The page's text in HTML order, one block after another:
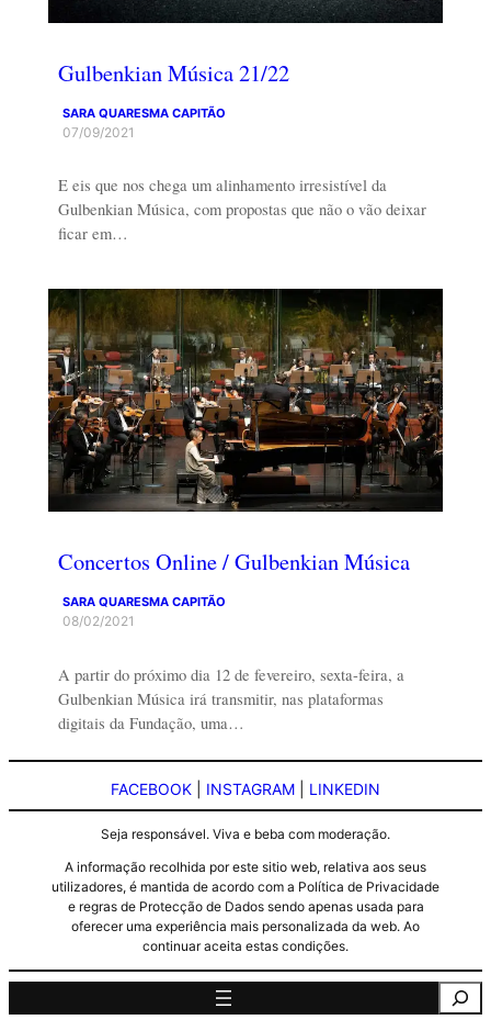
Gulbenkian Música 21/22
SARA QUARESMA CAPITÃO
07/09/2021
E eis que nos chega um alinhamento irresistível da
Gulbenkian Música, com propostas que não o vão deixar
ficar em…
Concertos Online / Gulbenkian Música
SARA QUARESMA CAPITÃO
08/02/2021
A partir do próximo dia 12 de fevereiro, sexta-feira, a
Gulbenkian Música irá transmitir, nas plataformas
digitais da Fundação, uma…
FACEBOOK INSTAGRAM LINKEDIN
Seja responsável. Viva e beba com moderação.
A informação recolhida por este sitio web, relativa aos seus
utilizadores, é mantida de acordo com a Política de Privacidade
e regras de Protecção de Dados sendo apenas usada para
oferecer uma experiência mais personalizada da web. Ao
continuar aceita estas condições.